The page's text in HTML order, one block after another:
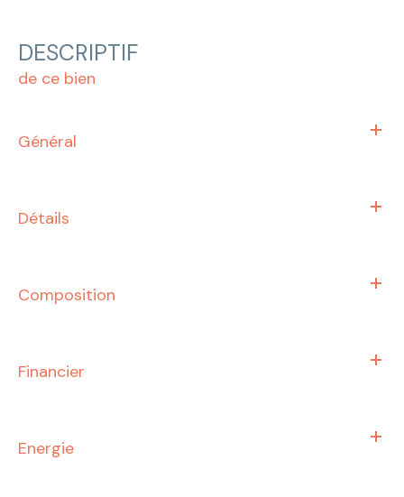
DESCRIPTIF
de ce bien
Général
Détails
Composition
Financier
Energie